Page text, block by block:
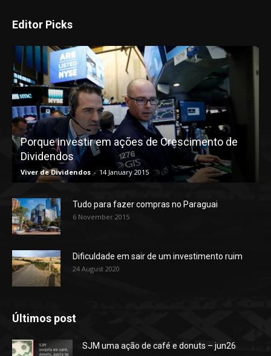
Editor Picks
Porque investir em ações de Crescimento de
Dividendos
Viver de Dividendos - 14 January 2015
Tudo para fazer compras no Paraguai
6 November 2015
Dificuldade em sair de um investimento ruim
24 August 2020
Últimos post
SJM uma ação de café e donuts – jun26